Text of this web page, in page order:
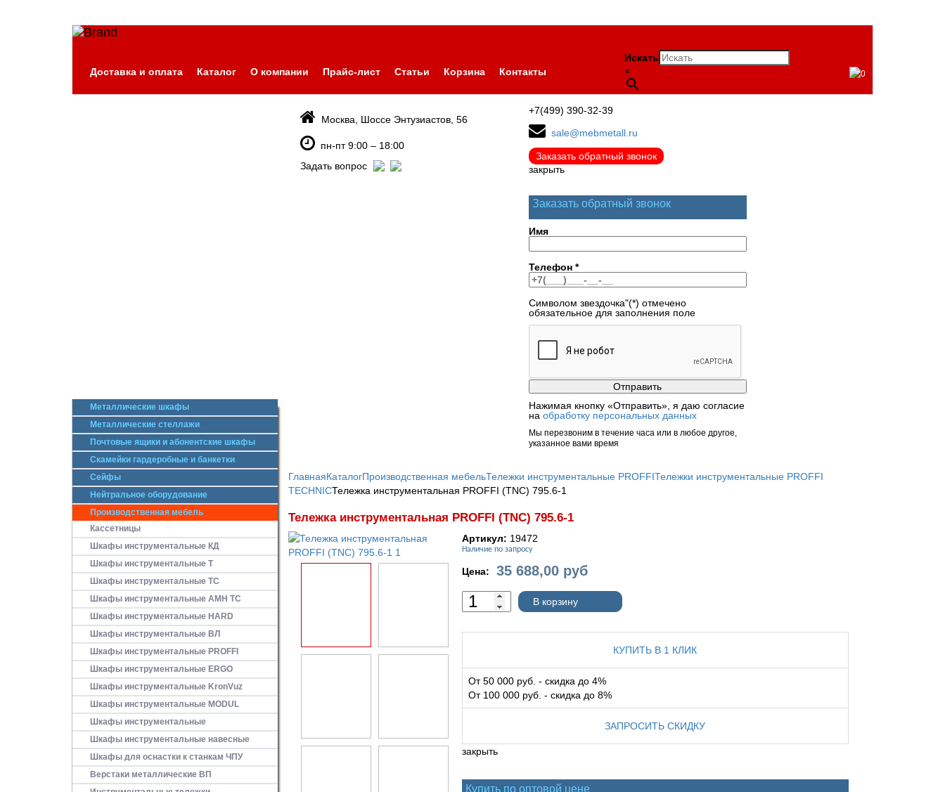
Доставка и оплата Каталог О компании Прайс-лист Статьи Корзина Контакты
Искать
×
0
Москва, Шоссе Энтузиастов, 56
пн-пт 9:00 – 18:00
Задать вопрос
+7(499) 390-32-39
sale@mebmetall.ru
Заказать обратный звонок
закрыть
Заказать обратный звонок
Имя
Телефон *
Символом звездочка"(*) отмечено
обязательное для заполнения поле
Нажимая кнопку «Отправить», я даю согласие
на обработку персональных данных
Мы перезвоним в течение часа или в любое другое,
указанное вами время
Металлические шкафы
Металлические стеллажи
Почтовые ящики и абонентские шкафы
Скамейки гардеробные и банкетки
Сейфы
Нейтральное оборудование
Производственная мебель
Кассетницы
Шкафы инструментальные КД
Шкафы инструментальные Т
Шкафы инструментальные ТС
Шкафы инструментальные AMH TC
Шкафы инструментальные HARD
Шкафы инструментальные ВЛ
Шкафы инструментальные PROFFI
Шкафы инструментальные ERGO
Шкафы инструментальные KronVuz
Шкафы инструментальные MODUL
Шкафы инструментальные
Шкафы инструментальные навесные
Шкафы для оснастки к станкам ЧПУ
Верстаки металлические ВП
ГлавнаяКаталогПроизводственная мебельТележки инструментальные PROFFIТележки инструментальные PROFFI
TECHNICТележка инструментальная PROFFI (TNC) 795.6-1
Тележка инструментальная PROFFI (TNC) 795.6-1
Артикул: 19472
Наличие по запросу
Цена: 35 688,00 руб
В корзину
КУПИТЬ В 1 КЛИК
От 50 000 руб. - скидка до 4%
От 100 000 руб. - скидка до 8%
ЗАПРОСИТЬ СКИДКУ
закрыть
Купить по оптовой цене